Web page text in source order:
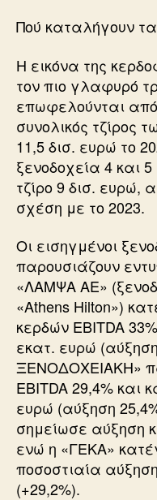
Πού καταλήγουν
Η εικόνα της
τον πιο γλαφυρό
επωφελούνται
συνολικός τζίρος
11,5 δισ. ευρώ το
ξενοδοχεία 4 και
τζίρο 9 δισ. ευρώ,
σχέση με το 2023.
Οι εισηγμένοι
παρουσιάζουν
«ΛΑΜΨΑ ΑΕ»
«Athens Hilton»)
κερδών EBITDA
εκατ. ευρώ
ΞΕΝΟΔΟΧΕΙΑΚΗ»
EBITDA 29,4% και
ευρώ (αύξηση
σημείωσε αύξηση
ενώ η «ΓΕΚΑ»
ποσοστιαία
(+29,2%).